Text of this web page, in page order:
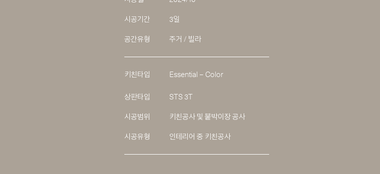
시공기간 3일
공간유형 주거 / 빌라
키친타입 Essential – Color
상판타입 STS 3T
시공범위 키친공사 및 붙박이장 공사
시공유형 인테리어 중 키친공사